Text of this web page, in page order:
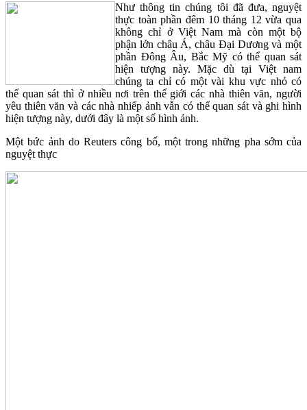
Như thông tin chúng tôi đã đưa, nguyệt
thực toàn phần đêm 10 tháng 12 vừa qua
không chỉ ở Việt Nam mà còn một bộ
phận lớn châu Á, châu Đại Dương và một
phần Đông Âu, Bắc Mỹ có thể quan sát
hiện tượng này. Mặc dù tại Việt nam
chúng ta chỉ có một vài khu vực nhỏ có
thể quan sát thì ở nhiều nơi trên thế giới các nhà thiên văn, người
yêu thiên văn và các nhà nhiếp ảnh vẫn có thể quan sát và ghi hình
hiện tượng này, dưới đây là một số hình ảnh.
Một bức ảnh do Reuters công bố, một trong những pha sớm của
nguyệt thực